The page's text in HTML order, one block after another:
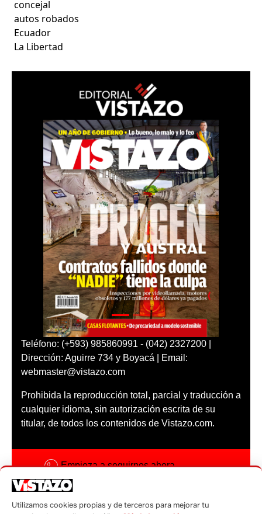
concejal
autos robados
Ecuador
La Libertad
Teléfono: (+593) 985860991 - (042) 2327200 |
Dirección: Aguirre 734 y Boyacá | Email:
webmaster@vistazo.com
Prohibida la reproducción total, parcial y traducción a
cualquier idioma, sin autorización escrita de su
titular, de todos los contenidos de Vistazo.com.
Empieza a seguirnos ahora
Código ética
Utilizamos cookies propias y de terceros para mejorar tu